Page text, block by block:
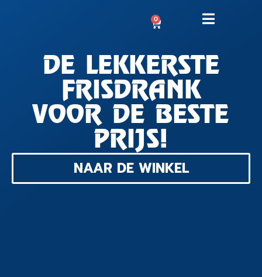
0
DE LEKKERSTE
FRISDRANK
VOOR DE BESTE
PRIJS!
NAAR DE WINKEL